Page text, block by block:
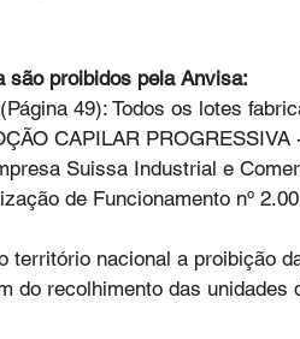
proibidos pela Anvisa:
(Página 49): Todos os lotes
CAPILAR
Suissa Industrial e
de Funcionamento nº
território nacional a proibição
do recolhimento das unidades